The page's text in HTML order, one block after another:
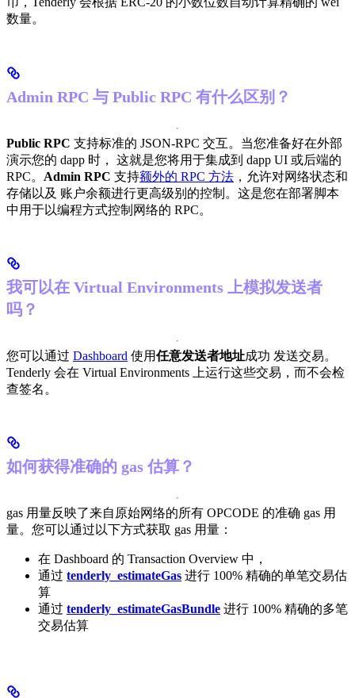
数量。
Admin RPC 与 Public RPC 有什么区别？
Public RPC 支持标准的 JSON-RPC 交互。当您准备好在外部
演示您的 dapp 时， 这就是您将用于集成到 dapp UI 或后端的
RPC。 Admin RPC 支持额外的 RPC 方法 ，允许对网络状态和
存储以及 账户余额进行更高级别的控制。这是您在部署脚本
中用于以编程方式控制网络的 RPC。
我可以在 Virtual Environments 上模拟发送者
吗？
您可以通过 Dashboard 使用任意发送者地址成功 发送交易。
Tenderly 会在 Virtual Environments 上运行这些交易，而不会检
查签名。
如何获得准确的 gas 估算？
gas 用量反映了来自原始网络的所有 OPCODE 的准确 gas 用
量。您可以通过以下方式获取 gas 用量：
在 Dashboard 的 Transaction Overview 中，
通过 tenderly_estimateGas 进行 100% 精确的单笔交易估
算
通过 tenderly_estimateGasBundle 进行 100% 精确的多笔
交易估算